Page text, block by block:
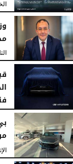
الثلاثاء، 28 يوليو 2026 12:28 مـ